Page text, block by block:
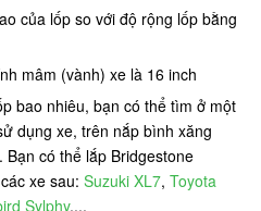
của lốp so với độ rộng lốp bằng
mâm (vành) xe là 16 inch
bao nhiêu, bạn có thể tìm ở một
dụng xe, trên nắp bình xăng
có thể lắp Bridgestone
xe sau: Suzuki XL7, Toyota
Sylphy,...